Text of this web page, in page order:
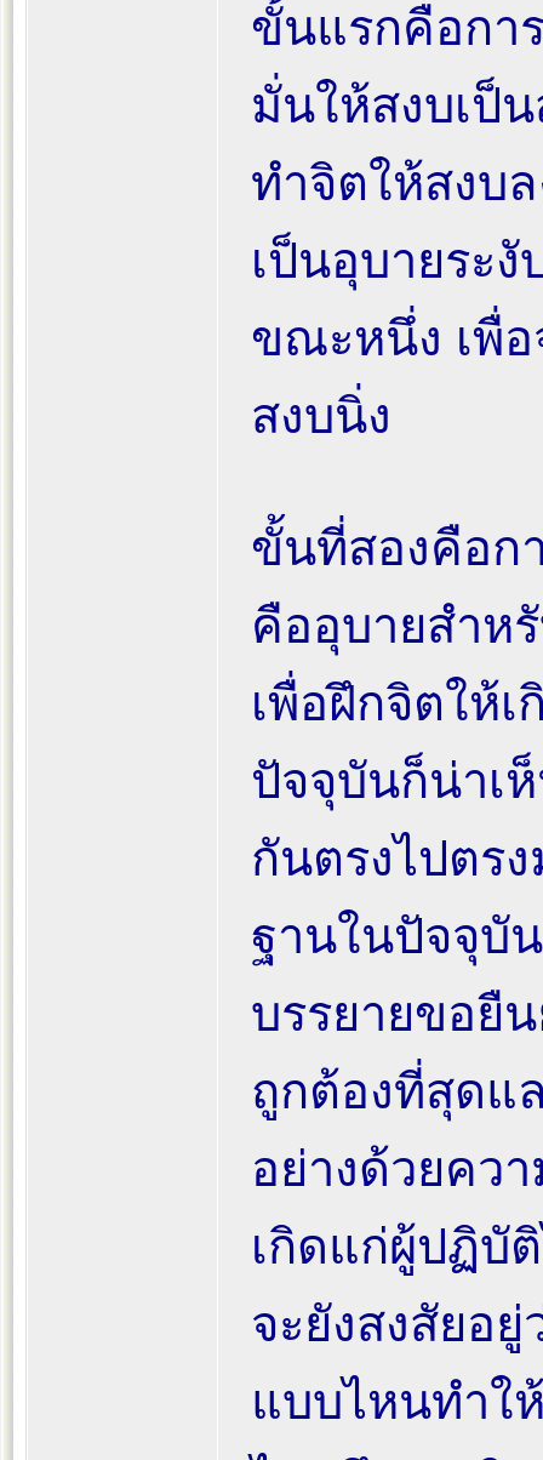
ขั้นแรกคือกา
มั่นให้สงบเป็
ทำจิตให้สงบ
เป็นอุบายระ
ขณะหนึ่ง เพื่อ
สงบนิ่ง
ขั้นที่สองคือก
คืออุบายสำห
เพื่อฝึกจิตให้
ปัจจุบันก็น่าเ
กันตรงไปตร
ฐานในปัจจุบั
บรรยายขอยื
ถูกต้องที่สุดแ
อย่างด้วยคว
เกิดแก่ผู้ปฏิบั
จะยังสงสัยอ
แบบไหนทำใ